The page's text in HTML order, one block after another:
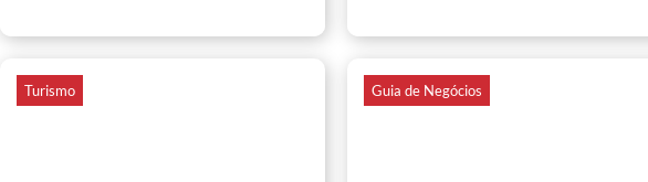
Turismo Guia de Negócios